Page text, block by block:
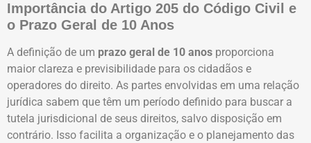
Importância do Artigo 205 do Código Civil e
o Prazo Geral de 10 Anos
A definição de um prazo geral de 10 anos proporciona
maior clareza e previsibilidade para os cidadãos e
operadores do direito. As partes envolvidas em uma relação
jurídica sabem que têm um período definido para buscar a
tutela jurisdicional de seus direitos, salvo disposição em
contrário. Isso facilita a organização e o planejamento das